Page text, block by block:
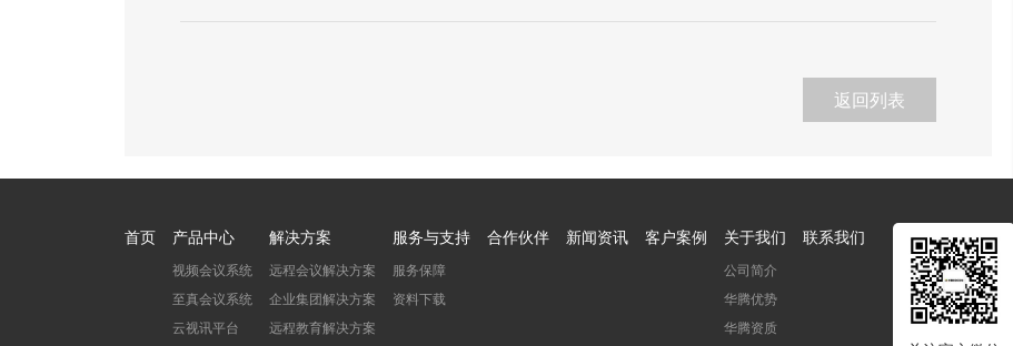
返回列表
首页 产品中心
视频会议系统
至真会议系统
云视讯平台
解决方案
远程会议解决方案
企业集团解决方案
远程教育解决方案
服务与支持
服务保障
资料下载
合作伙伴 新闻资讯 客户案例 关于我们
公司简介
华腾优势
华腾资质
联系我们